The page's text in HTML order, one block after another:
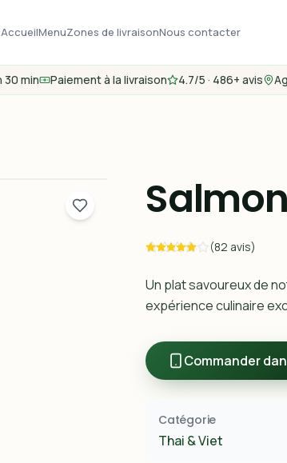
AccueilMenuZones de livraisonNous contacter
30 min Paiement à la livraison 4.7/5 · 486+ avis
(82 avis)
Un plat savoureux de
expérience culinaire
Commander
Catégorie
Thai & Viet